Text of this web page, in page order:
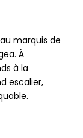
marquis de
À
à la
escalier,